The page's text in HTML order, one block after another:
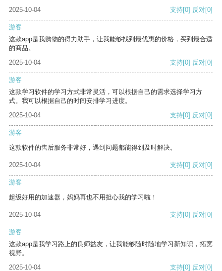
2025-10-04
支持[0] 反对[0]
游客
这款app是我购物的得力助手，让我能够找到最优惠的价格，买到最合适
的商品。
2025-10-04
支持[0] 反对[0]
游客
这款学习软件的学习方式非常灵活，可以根据自己的需求选择学习方
式。我可以根据自己的时间安排学习进度。
2025-10-04
支持[0] 反对[0]
游客
这款软件的售后服务非常好，遇到问题都能得到及时解决。
2025-10-04 支持[0] 反对[0]
游客
超级好用的加速器，妈妈再也不用担心我的学习啦！
2025-10-04 支持[0] 反对[0]
游客
这款app是我学习路上的良师益友，让我能够随时随地学习新知识，拓宽
视野。
2025-10-04
支持[0] 反对[0]